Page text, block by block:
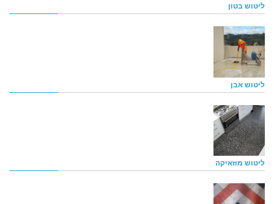
ליטוש בטון
ליטוש אבן
ליטוש מוזאיקה